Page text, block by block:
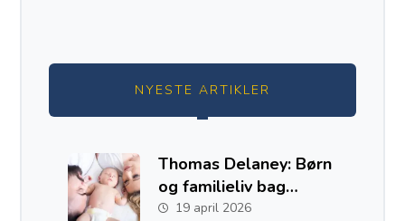
NYESTE ARTIKLER
Thomas Delaney: Børn
og familieliv bag
fodboldkarrieren
19 april 2026